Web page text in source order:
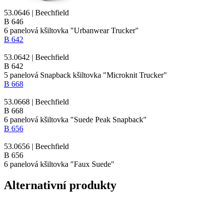
53.0646 | Beechfield
B 646
6 panelová kšiltovka "Urbanwear Trucker"
B 642
53.0642 | Beechfield
B 642
5 panelová Snapback kšiltovka "Microknit Trucker"
B 668
53.0668 | Beechfield
B 668
6 panelová kšiltovka "Suede Peak Snapback"
B 656
53.0656 | Beechfield
B 656
6 panelová kšiltovka "Faux Suede"
Alternativní produkty